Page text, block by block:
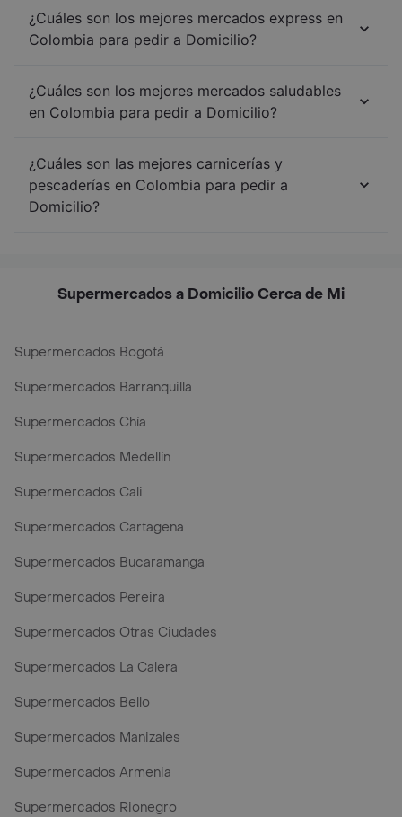
¿Cuáles son los mejores mercados express en
Colombia para pedir a Domicilio?
¿Cuáles son los mejores mercados saludables
en Colombia para pedir a Domicilio?
¿Cuáles son las mejores carnicerías y
pescaderías en Colombia para pedir a
Domicilio?
Supermercados a Domicilio Cerca de Mi
Supermercados Bogotá
Supermercados Barranquilla
Supermercados Chía
Supermercados Medellín
Supermercados Cali
Supermercados Cartagena
Supermercados Bucaramanga
Supermercados Pereira
Supermercados Otras Ciudades
Supermercados La Calera
Supermercados Bello
Supermercados Manizales
Supermercados Armenia
Supermercados Rionegro